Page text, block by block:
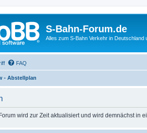
S-Bahn-Forum.de
Alles zum S-Bahn Verkehr in Deutschland
FAQ
- Abstellplan
wird zur Zeit aktualisiert und wird demnächst in